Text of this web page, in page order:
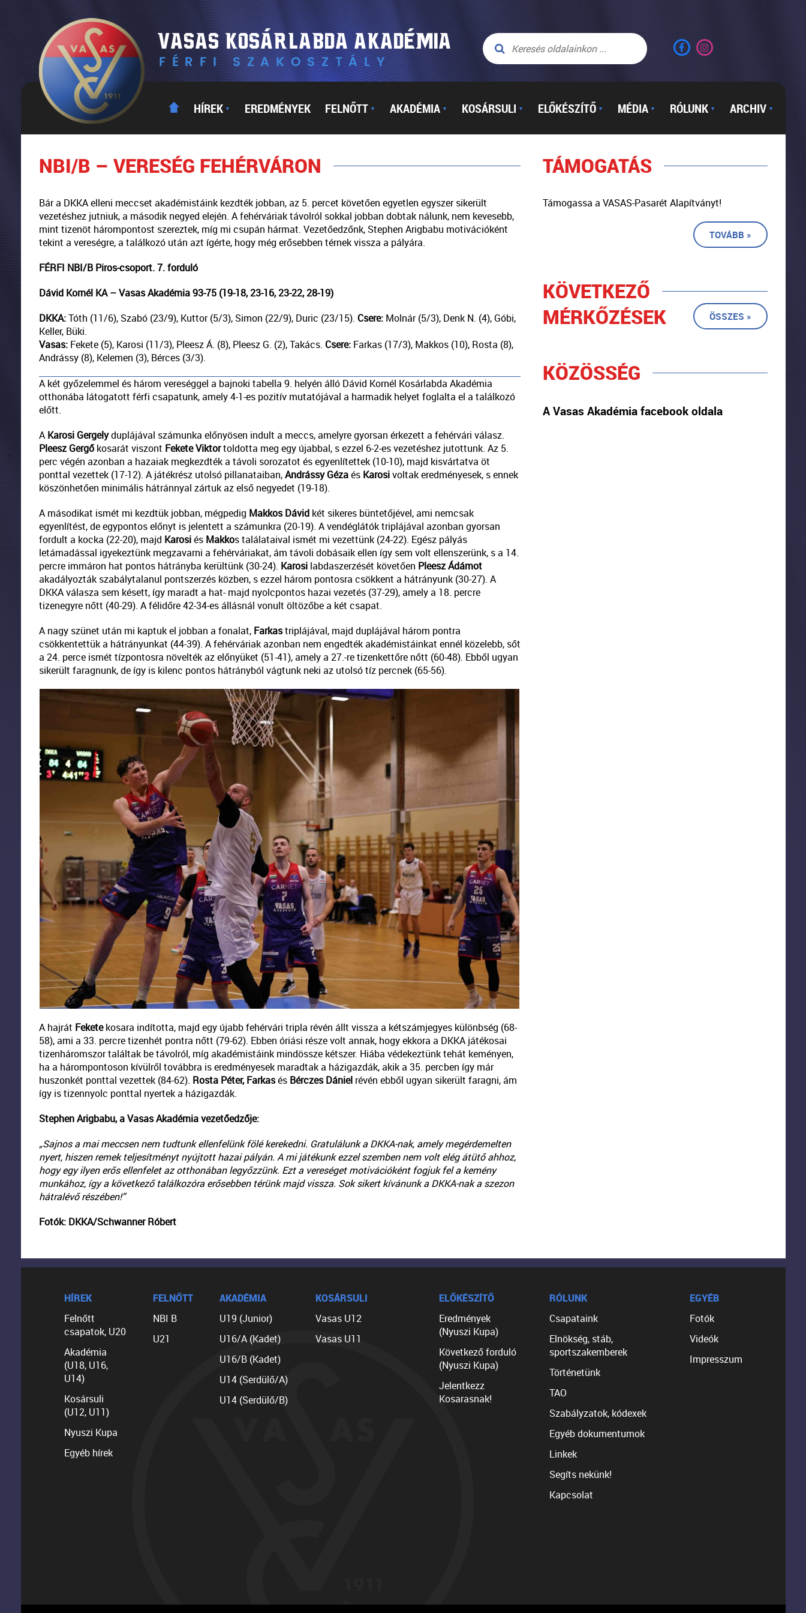
HÍREK ▼ EREDMÉNYEK FELNŐTT ▼ AKADÉMIA ▼ KOSÁRSULI ▼ ELŐKÉSZÍTŐ ▼ MÉDIA ▼ RÓLUNK ▼ ARCHIV ▼
NBI/B – VERESÉG FEHÉRVÁRON
Bár a DKKA elleni meccset akadémistáink kezdték jobban, az 5. percet követően egyetlen egyszer sikerült
vezetéshez jutniuk, a második negyed elején. A fehérváriak távolról sokkal jobban dobtak nálunk, nem kevesebb,
mint tizenöt hárompontost szereztek, míg mi csupán hármat. Vezetőedzőnk, Stephen Arigbabu motivációként
tekint a vereségre, a találkozó után azt ígérte, hogy még erősebben térnek vissza a pályára.
FÉRFI NBI/B Piros-csoport. 7. forduló
Dávid Kornél KA – Vasas Akadémia 93-75 (19-18, 23-16, 23-22, 28-19)
DKKA:Tóth (11/6), Szabó (23/9), Kuttor (5/3), Simon (22/9), Duric (23/15). Csere:Molnár (5/3), Denk N. (4), Góbi,
Keller, Büki.
Vasas:Fekete (5), Karosi (11/3), Pleesz Á. (8), Pleesz G. (2), Takács. Csere:Farkas (17/3), Makkos (10), Rosta (8),
Andrássy (8), Kelemen (3), Bérces (3/3).
A két győzelemmel és három vereséggel a bajnoki tabella 9. helyén álló Dávid Kornél Kosárlabda Akadémia
otthonába látogatott férfi csapatunk, amely 4-1-es pozitív mutatójával a harmadik helyet foglalta el a találkozó
előtt.
A Karosi Gergelyduplájával számunka előnyösen indult a meccs, amelyre gyorsan érkezett a fehérvári válasz.
Pleesz Gergő kosarát viszont Fekete Viktortoldotta meg egy újabbal, s ezzel 6-2-es vezetéshez jutottunk. Az 5.
perc végén azonban a hazaiak megkezdték a távoli sorozatot és egyenlítettek (10-10), majd kisvártatva öt
ponttal vezettek (17-12). A játékrész utolsó pillanataiban,Andrássy Gézaés Karosivoltak eredményesek, s ennek
köszönhetően minimális hátránnyal zártuk az első negyedet (19-18).
A másodikat ismét mi kezdtük jobban, mégpedig Makkos Dávidkét sikeres büntetőjével, ami nemcsak
egyenlítést, de egypontos előnyt is jelentett a számunkra (20-19). A vendéglátók triplájával azonban gyorsan
fordult a kocka (22-20), majd Karosiés Makkos találataival ismét mi vezettünk (24-22). Egész pályás
letámadással igyekeztünk megzavarni a fehérváriakat, ám távoli dobásaik ellen így sem volt ellenszerünk, s a 14.
percre immáron hat pontos hátrányba kerültünk (30-24). Karosi labdaszerzését követően Pleesz Ádámot
akadályozták szabálytalanul pontszerzés közben, s ezzel három pontosra csökkent a hátrányunk (30-27). A
DKKA válasza sem késett, így maradt a hat- majd nyolcpontos hazai vezetés (37-29), amely a 18. percre
tizenegyre nőtt (40-29). A félidőre 42-34-es állásnál vonult öltözőbe a két csapat.
A nagy szünet után mi kaptuk el jobban a fonalat, Farkastriplájával, majd duplájával három pontra
csökkentettük a hátrányunkat (44-39). A fehérváriak azonban nem engedték akadémistáinkat ennél közelebb, sőt
a 24. perce ismét tízpontosra növelték az előnyüket (51-41), amely a 27.-re tizenkettőre nőtt (60-48). Ebből ugyan
sikerült faragnunk, de így is kilenc pontos hátrányból vágtunk neki az utolsó tíz percnek (65-56).
A hajrát Feketekosara indította, majd egy újabb fehérvári tripla révén állt vissza a kétszámjegyes különbség (68-
58), ami a 33. percre tizenhét pontra nőtt (79-62). Ebben óriási része volt annak, hogy ekkora a DKKA játékosai
tizenháromszor találtak be távolról, míg akadémistáink mindössze kétszer. Hiába védekeztünk tehát keményen,
ha a hárompontoson kívülről továbbra is eredményesek maradtak a házigazdák, akik a 35. percben így már
huszonkét ponttal vezettek (84-62). Rosta Péter, Farkasés Bérczes Dánielrévén ebből ugyan sikerült faragni, ám
így is tizennyolc ponttal nyertek a házigazdák.
Stephen Arigbabu, a Vasas Akadémia vezetőedzője:
„Sajnos a mai meccsen nem tudtunk ellenfelünk fölé kerekedni. Gratulálunk a DKKA-nak, amely megérdemelten
nyert, hiszen remek teljesítményt nyújtott hazai pályán. A mi játékunk ezzel szemben nem volt elég átütő ahhoz,
hogy egy ilyen erős ellenfelet az otthonában legyőzzünk. Ezt a vereséget motivációként fogjuk fel a kemény
munkához, így a következő találkozóra erősebben térünk majd vissza. Sok sikert kívánunk a DKKA-nak a szezon
hátralévő részében!”
Fotók: DKKA/Schwanner Róbert
TÁMOGATÁS
Támogassa a VASAS-Pasarét Alapítványt!
TOVÁBB »
KÖVETKEZŐ
MÉRKŐZÉSEK
ÖSSZES »
KÖZÖSSÉG
A Vasas Akadémia facebook oldala
HÍREK
Felnőtt
csapatok, U20
Akadémia
(U18, U16,
U14)
Kosársuli
(U12, U11)
Nyuszi Kupa
Egyéb hírek
FELNŐTT
NBI B
U21
AKADÉMIA
U19 (Junior)
U16/A (Kadet)
U16/B (Kadet)
U14 (Serdülő/A)
U14 (Serdülő/B)
KOSÁRSULI
Vasas U12
Vasas U11
ELŐKÉSZÍTŐ
Eredmények
(Nyuszi Kupa)
Következő forduló
(Nyuszi Kupa)
Jelentkezz
Kosarasnak!
RÓLUNK
Csapataink
Elnökség, stáb,
sportszakemberek
Történetünk
TAO
Szabályzatok, kódexek
Egyéb dokumentumok
Linkek
Segíts nekünk!
Kapcsolat
EGYÉB
Fotók
Videók
Impresszum